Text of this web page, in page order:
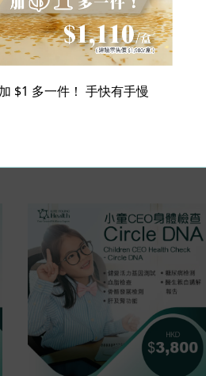
$1 多一件！ 手快有手慢